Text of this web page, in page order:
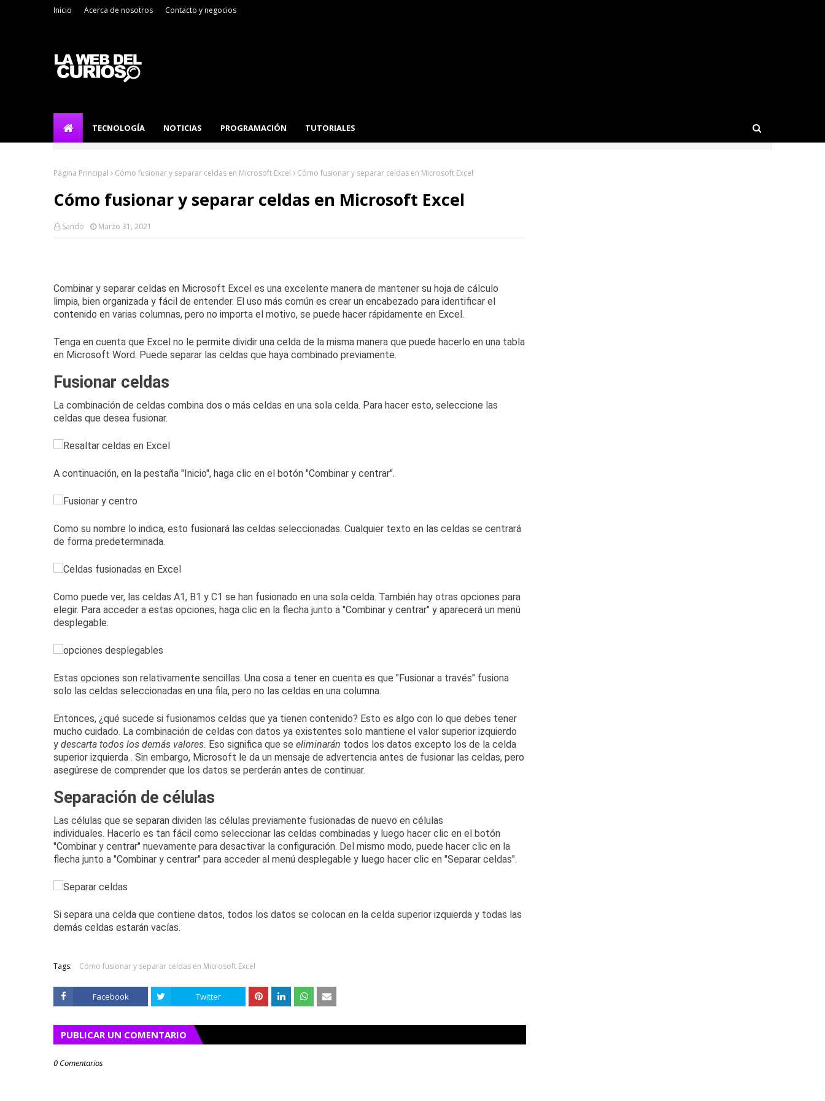
Inicio Acerca de nosotros Contacto y negocios
TECNOLOGÍA NOTICIAS PROGRAMACIÓN TUTORIALES
Página Principal Cómo fusionar y separar celdas en Microsoft Excel Cómo fusionar y separar celdas en Microsoft Excel
Cómo fusionar y separar celdas en Microsoft Excel
Sando Marzo 31, 2021
Combinar y separar celdas en Microsoft Excel es una excelente manera de mantener su hoja de cálculo
limpia, bien organizada y fácil de entender. El uso más común es crear un encabezado para identificar el
contenido en varias columnas, pero no importa el motivo, se puede hacer rápidamente en Excel.
Tenga en cuenta que Excel no le permite dividir una celda de la misma manera que puede hacerlo en una tabla
en Microsoft Word. Puede separar las celdas que haya combinado previamente.
Fusionar celdas
La combinación de celdas combina dos o más celdas en una sola celda. Para hacer esto, seleccione las
celdas que desea fusionar.
A continuación, en la pestaña "Inicio", haga clic en el botón "Combinar y centrar".
Como su nombre lo indica, esto fusionará las celdas seleccionadas. Cualquier texto en las celdas se centrará
de forma predeterminada.
Como puede ver, las celdas A1, B1 y C1 se han fusionado en una sola celda. También hay otras opciones para
elegir. Para acceder a estas opciones, haga clic en la flecha junto a "Combinar y centrar" y aparecerá un menú
desplegable.
Estas opciones son relativamente sencillas. Una cosa a tener en cuenta es que "Fusionar a través" fusiona
solo las celdas seleccionadas en una fila, pero no las celdas en una columna.
Entonces, ¿qué sucede si fusionamos celdas que ya tienen contenido? Esto es algo con lo que debes tener
mucho cuidado. La combinación de celdas con datos ya existentes solo mantiene el valor superior izquierdo
y descarta todos los demás valores. Eso significa que se eliminarán todos los datos excepto los de la celda
superior izquierda . Sin embargo, Microsoft le da un mensaje de advertencia antes de fusionar las celdas, pero
asegúrese de comprender que los datos se perderán antes de continuar.
Separación de células
Las células que se separan dividen las células previamente fusionadas de nuevo en células
individuales. Hacerlo es tan fácil como seleccionar las celdas combinadas y luego hacer clic en el botón
"Combinar y centrar" nuevamente para desactivar la configuración. Del mismo modo, puede hacer clic en la
flecha junto a "Combinar y centrar" para acceder al menú desplegable y luego hacer clic en "Separar celdas".
Si separa una celda que contiene datos, todos los datos se colocan en la celda superior izquierda y todas las
demás celdas estarán vacías.
Tags: Cómo fusionar y separar celdas en Microsoft Excel
Facebook Twitter
PUBLICAR UN COMENTARIO
0 Comentarios